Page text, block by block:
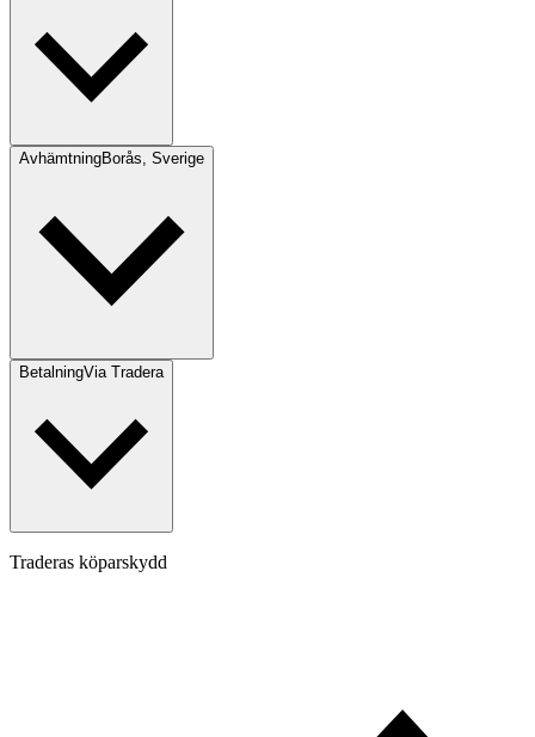
AvhämtningBorås, Sverige
BetalningVia Tradera
Traderas köparskydd